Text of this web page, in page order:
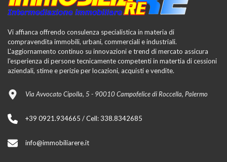
Vi affianca offrendo consulenza specialistica in materia di
compravendita immobili, urbani, commerciali e industriali.
L'aggiornamento continuo su innovazioni e trend di mercato assicura
l'esperienza di persone tecnicamente competenti in matertia di cessioni
aziendali, stime e perizie per locazioni, acquisti e vendite.
Via Avvocato Cipolla, 5 - 90010 Campofelice di Roccella, Palermo
+39 0921.934665 / Cell: 338.8342685
info@immobiliarere.it